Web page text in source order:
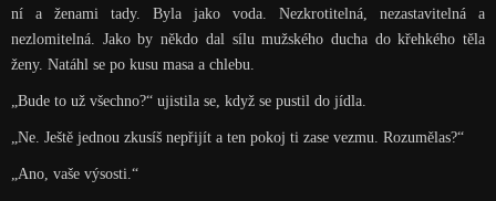
ní a ženami tady. Byla jako voda. Nezkrotitelná, nezastavitelná a
nezlomitelná. Jako by někdo dal sílu mužského ducha do křehkého těla
ženy. Natáhl se po kusu masa a chlebu.
„Bude to už všechno?“ ujistila se, když se pustil do jídla.
„Ne. Ještě jednou zkusíš nepřijít a ten pokoj ti zase vezmu. Rozumělas?“
„Ano, vaše výsosti.“